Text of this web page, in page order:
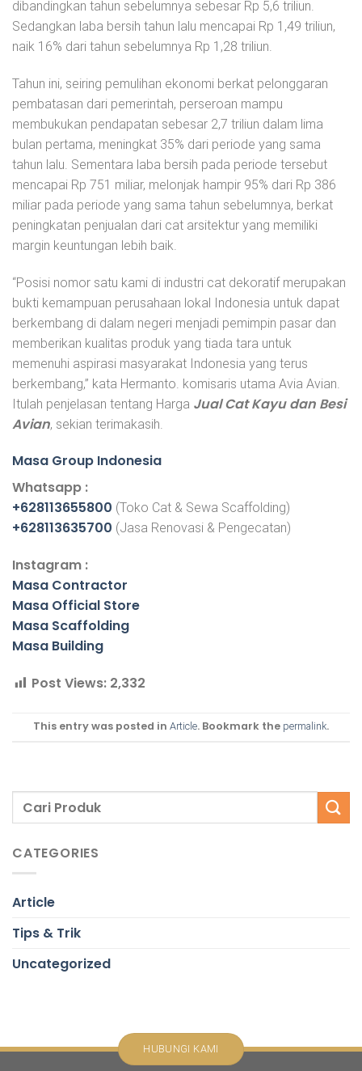
dibandingkan tahun sebelumnya sebesar Rp 5,6 triliun.
Sedangkan laba bersih tahun lalu mencapai Rp 1,49 triliun,
naik 16% dari tahun sebelumnya Rp 1,28 triliun.
Tahun ini, seiring pemulihan ekonomi berkat pelonggaran
pembatasan dari pemerintah, perseroan mampu
membukukan pendapatan sebesar 2,7 triliun dalam lima
bulan pertama, meningkat 35% dari periode yang sama
tahun lalu. Sementara laba bersih pada periode tersebut
mencapai Rp 751 miliar, melonjak hampir 95% dari Rp 386
miliar pada periode yang sama tahun sebelumnya, berkat
peningkatan penjualan dari cat arsitektur yang memiliki
margin keuntungan lebih baik.
“Posisi nomor satu kami di industri cat dekoratif merupakan
bukti kemampuan perusahaan lokal Indonesia untuk dapat
berkembang di dalam negeri menjadi pemimpin pasar dan
memberikan kualitas produk yang tiada tara untuk
memenuhi aspirasi masyarakat Indonesia yang terus
berkembang,” kata Hermanto. komisaris utama Avia Avian.
Itulah penjelasan tentang Harga Jual Cat Kayu dan Besi
Avian, sekian terimakasih.
Masa Group Indonesia
Whatsapp :
+628113655800 (Toko Cat & Sewa Scaffolding)
+628113635700 (Jasa Renovasi & Pengecatan)
Instagram :
Masa Contractor
Masa Official Store
Masa Scaffolding
Masa Building
Post Views: 2,332
This entry was posted in Article. Bookmark the permalink.
CATEGORIES
Article
Tips & Trik
Uncategorized
HUBUNGI KAMI